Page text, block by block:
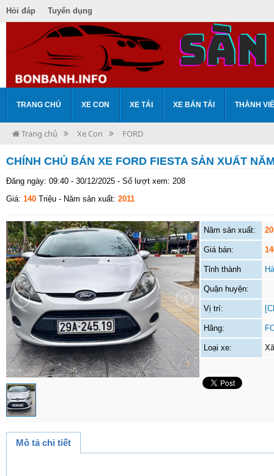
Hỏi đáp Tuyển dụng
TRANG CHỦ XE CON XE TẢI XE BÁN TẢI THÀNH
Trang chủ Xe Con FORD
CHÍNH CHỦ BÁN XE FORD FIESTA SẢN XUẤT
Đăng ngày: 09:40 - 30/12/2025 - Số lượt xem: 208
Giá: 140 Triệu - Năm sản xuất: 2011
Năm sản xuất:
Giá bán:
Tỉnh thành
Quận huyện:
Vị trí:
Hãng:
Loại xe:
Mô tả chi tiết